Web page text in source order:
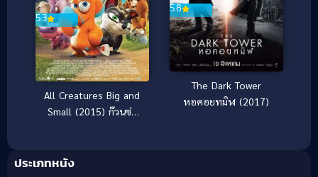
5.3
All Creatures Big and
Small (2015) ก๊วนซ่า
5.8
The Dark Tower
หอคอยทมิฬ (2017)
ประเภทหนัง